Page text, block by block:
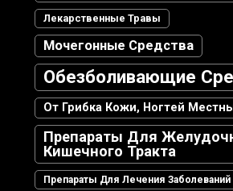
Лекарственные Травы
Мочегонные Средства
Обезболивающие
От Грибка Кожи, Ногтей
Препараты Для
Кишечного Тракта
Препараты Для Лечения